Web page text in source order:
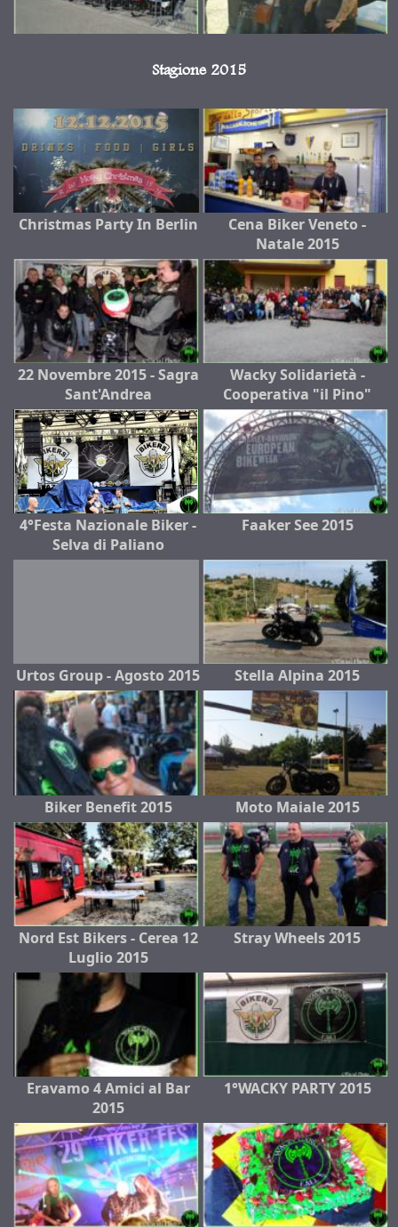
Stagione 2015
Christmas Party In Berlin
Cena Biker Veneto -
Natale 2015
22 Novembre 2015 - Sagra
Sant'Andrea
Wacky Solidarietà -
Cooperativa "il Pino"
4°Festa Nazionale Biker -
Selva di Paliano
Faaker See 2015
Urtos Group - Agosto 2015 Stella Alpina 2015
Biker Benefit 2015 Moto Maiale 2015
Nord Est Bikers - Cerea 12
Luglio 2015
Stray Wheels 2015
Eravamo 4 Amici al Bar
2015
1°WACKY PARTY 2015